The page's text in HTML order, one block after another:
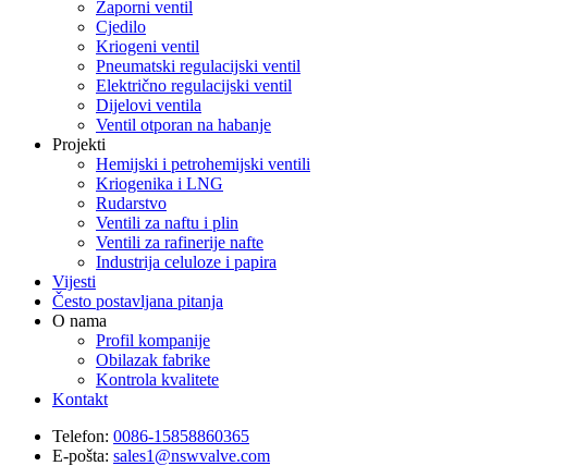
Zaporni ventil
Cjedilo
Kriogeni ventil
Pneumatski regulacijski ventil
Električno regulacijski ventil
Dijelovi ventila
Ventil otporan na habanje
Projekti
Hemijski i petrohemijski ventili
Kriogenika i LNG
Rudarstvo
Ventili za naftu i plin
Ventili za rafinerije nafte
Industrija celuloze i papira
Vijesti
Često postavljana pitanja
O nama
Profil kompanije
Obilazak fabrike
Kontrola kvalitete
Kontakt
Telefon: 0086-15858860365
E-pošta: sales1@nswvalve.com